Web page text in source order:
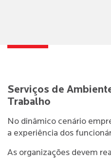
Serviços de
Trabalho
No dinâmico cenário
a experiência dos
As organizações devem